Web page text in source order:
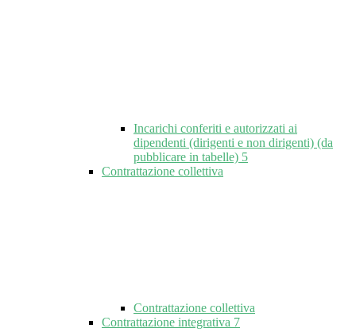
Incarichi conferiti e autorizzati ai
dipendenti (dirigenti e non dirigenti) (da
pubblicare in tabelle) 5
Contrattazione collettiva
Contrattazione collettiva
Contrattazione integrativa 7